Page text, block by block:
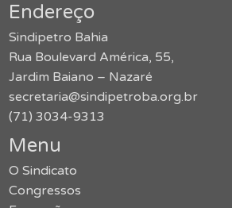
Endereço
Sindipetro Bahia
Rua Boulevard América, 55,
Jardim Baiano – Nazaré
secretaria@sindipetroba.org.br
(71) 3034-9313
Menu
O Sindicato
Congressos